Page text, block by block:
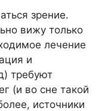
зрение.
вижу только
лечение
и
требуют
(и во сне такой
источники